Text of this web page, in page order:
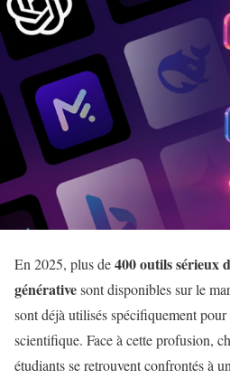
En 2025, plus de400 outils sérieux
générativesont disponibles sur le
sont déjà utilisés spécifiquement
scientifique. Face à cette profusion,
étudiants se retrouvent confrontés à